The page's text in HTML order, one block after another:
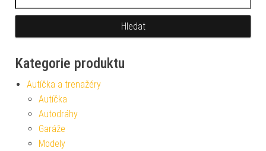
Kategorie produktu
Autíčka a trenažéry
Autíčka
Autodráhy
Garáže
Modely